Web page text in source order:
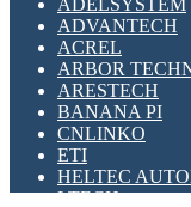
ADVANTECH
ACREL
ARBOR
ARESTECH
BANANA PI
CNLINKO
ETI
HELTEC
LTECH